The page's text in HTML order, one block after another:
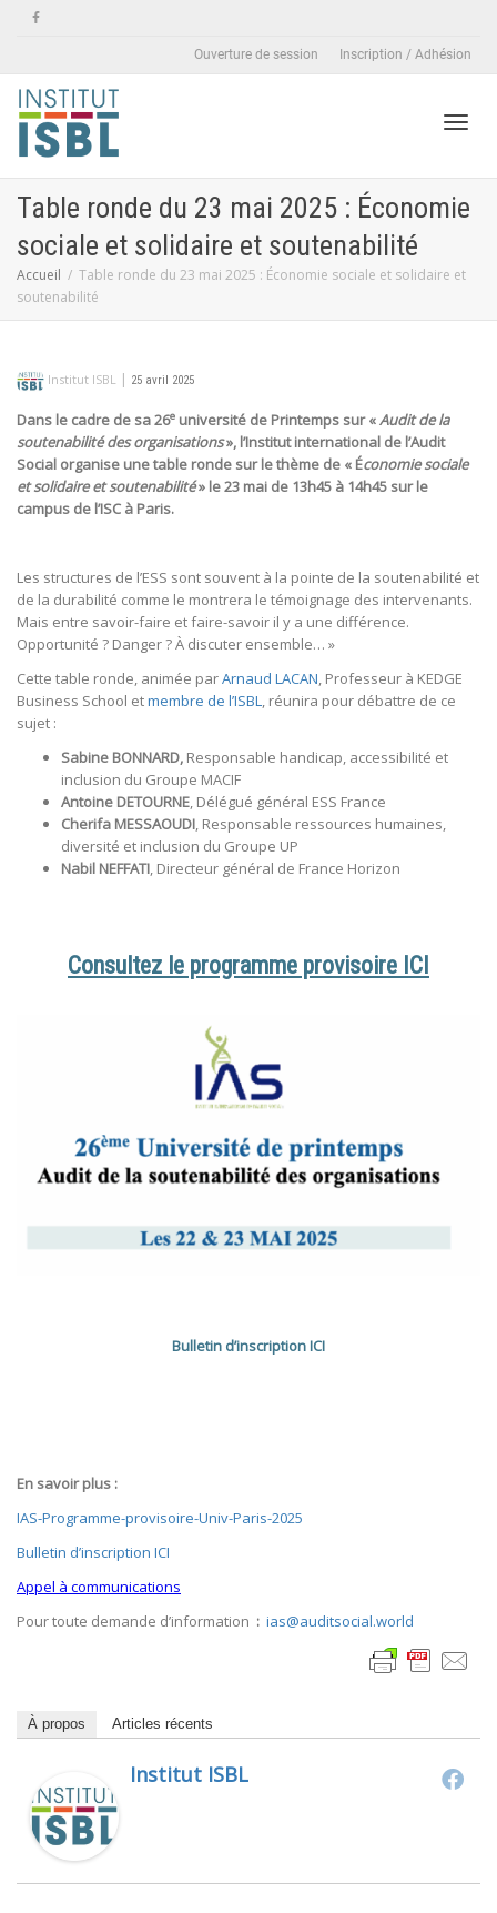
Ouverture de session Inscription / Adhésion
Table ronde du 23 mai 2025 : Économie
sociale et solidaire et soutenabilité
Accueil
Table ronde du 23 mai 2025 : Économie sociale et solidaire et
soutenabilité
Institut ISBL | 25 avril 2025
Dans le cadre de sa 26e université de Printemps sur «Audit de la
soutenabilité des organisations», l’Institut international de l’Audit
Social organise une table ronde sur le thème de « Économie sociale
et solidaire et soutenabilité» le 23 mai de 13h45 à 14h45 sur le
campus de l’ISC à Paris.
Les structures de l’ESS sont souvent à la pointe de la soutenabilité et
de la durabilité comme le montrera le témoignage des intervenants.
Mais entre savoir-faire et faire-savoir il y a une différence.
Opportunité ? Danger ? À discuter ensemble… »
Cette table ronde, animée parArnaud LACAN, Professeur à KEDGE
Business School etmembre de l’ISBL, réunira pour débattre de ce
sujet :
Sabine BONNARD, Responsable handicap, accessibilité et
inclusion du Groupe MACIF
Antoine DETOURNE, Délégué général ESS France
Cherifa MESSAOUDI, Responsable ressources humaines,
diversité et inclusion du Groupe UP
Nabil NEFFATI, Directeur général de France Horizon
Consultez le programme provisoire ICI
Bulletin d’inscription ICI
En savoir plus :
IAS-Programme-provisoire-Univ-Paris-2025
Bulletin d’inscription ICI
Appel à communications
Pour toute demande d’information : ias@auditsocial.world
À propos Articles récents
Institut ISBL